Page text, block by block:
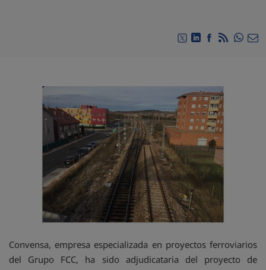
Compartir en
Compartir en
Compartir
RSS
Convensa, empresa especializada en proyectos ferroviarios
del Grupo FCC, ha sido adjudicataria del proyecto de